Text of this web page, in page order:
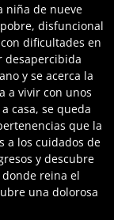
niña de nueve
disfuncional
dificultades en
desapercibida
y se acerca la
a vivir con unos
casa, se queda
que la
a los cuidados de
y descubre
reina el
una dolorosa